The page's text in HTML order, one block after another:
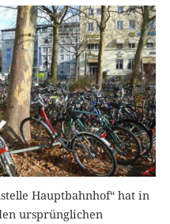
Hauptbahnhof“ hat in
ursprünglichen